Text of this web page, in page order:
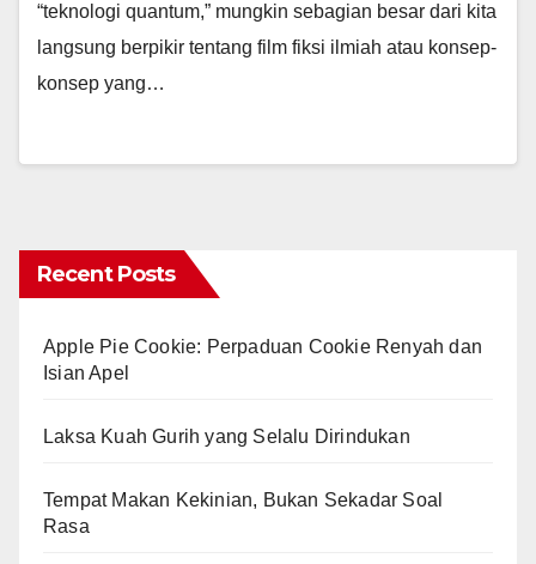
“teknologi quantum,” mungkin sebagian besar dari kita
langsung berpikir tentang film fiksi ilmiah atau konsep-
konsep yang…
Recent Posts
Apple Pie Cookie: Perpaduan Cookie Renyah dan
Isian Apel
Laksa Kuah Gurih yang Selalu Dirindukan
Tempat Makan Kekinian, Bukan Sekadar Soal
Rasa